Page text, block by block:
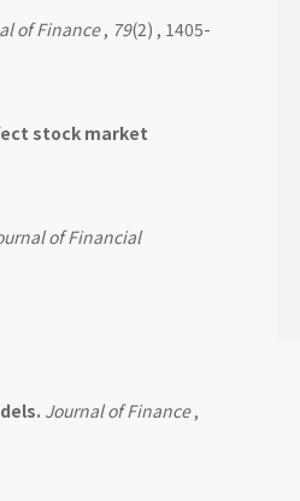
of Finance, 79(2) , 1405-
stock market
of Financial
Journal of Finance,